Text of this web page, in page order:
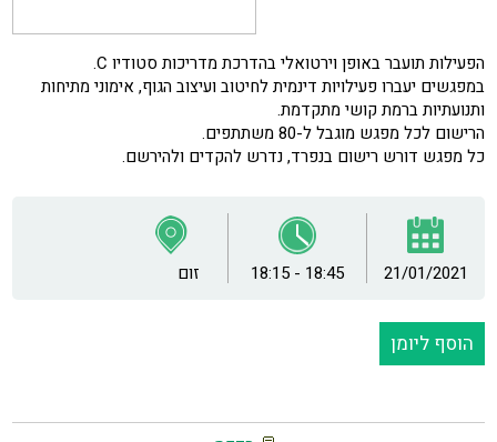
הפעילות תועבר באופן וירטואלי בהדרכת מדריכות סטודיו C.
במפגשים יעברו פעילויות דינמית לחיטוב ועיצוב הגוף, אימוני מתיחות
ותנועתיות ברמת קושי מתקדמת.
הרישום לכל מפגש מוגבל ל-80 משתתפים.
כל מפגש דורש רישום בנפרד, נדרש להקדים ולהירשם.
21/01/2021
18:15 - 18:45 זום
הוסף ליומן